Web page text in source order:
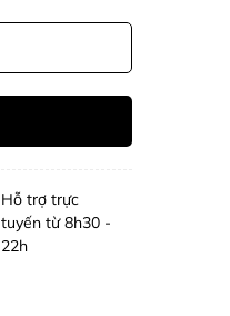
Hỗ trợ trực
tuyến từ 8h30 -
22h